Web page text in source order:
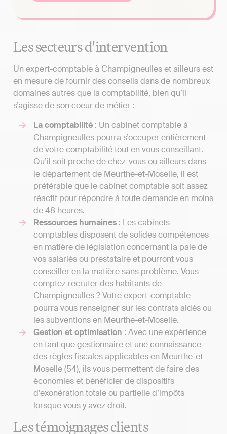
Les secteurs d'intervention
Un expert-comptable à Champigneulles et ailleurs est
en mesure de fournir des conseils dans de nombreux
domaines autres que la comptabilité, bien qu’il
s’agisse de son coeur de métier :
La comptabilité : Un cabinet comptable à
Champigneulles pourra s’occuper entièrement
de votre comptabilité tout en vous conseillant.
Qu’il soit proche de chez-vous ou ailleurs dans
le département de Meurthe-et-Moselle, il est
préférable que le cabinet comptable soit assez
réactif pour répondre à toute demande en moins
de 48 heures.
Ressources humaines : Les cabinets
comptables disposent de solides compétences
en matière de législation concernant la paie de
vos salariés ou prestataire et pourront vous
conseiller en la matière sans problème. Vous
comptez recruter des habitants de
Champigneulles ? Votre expert-comptable
pourra vous renseigner sur les contrats aidés ou
les subventions en Meurthe-et-Moselle.
Gestion et optimisation : Avec une expérience
en tant que gestionnaire et une connaissance
des règles fiscales applicables en Meurthe-et-
Moselle (54), ils vous permettent de faire des
économies et bénéficier de dispositifs
d’exonération totale ou partielle d’impôts
lorsque vous y avez droit.
Les témoignages clients